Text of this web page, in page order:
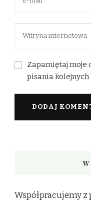
Zapamiętaj moje
pisania kolejnych
Współpracujemy